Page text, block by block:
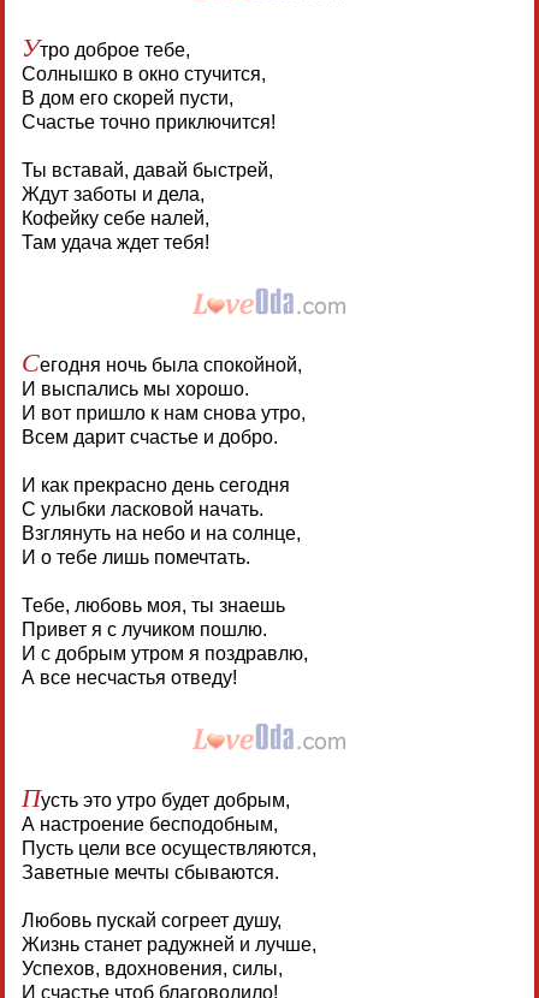
Утро доброе тебе,
Солнышко в окно стучится,
В дом его скорей пусти,
Счастье точно приключится!
Ты вставай, давай быстрей,
Ждут заботы и дела,
Кофейку себе налей,
Там удача ждет тебя!
Сегодня ночь была спокойной,
И выспались мы хорошо.
И вот пришло к нам снова утро,
Всем дарит счастье и добро.
И как прекрасно день сегодня
С улыбки ласковой начать.
Взглянуть на небо и на солнце,
И о тебе лишь помечтать.
Тебе, любовь моя, ты знаешь
Привет я с лучиком пошлю.
И с добрым утром я поздравлю,
А все несчастья отведу!
Пусть это утро будет добрым,
А настроение бесподобным,
Пусть цели все осуществляются,
Заветные мечты сбываются.
Любовь пускай согреет душу,
Жизнь станет радужней и лучше,
Успехов, вдохновения, силы,
И счастье чтоб благоволило!